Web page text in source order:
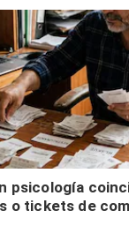
psicología
o tickets de
sino que